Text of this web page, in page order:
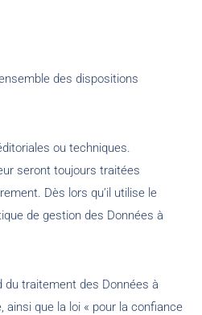
des dispositions
ou techniques.
seront toujours traitées
Dès lors qu’il utilise le
de gestion des Données à
du traitement des Données à
ainsi que la loi « pour la confiance